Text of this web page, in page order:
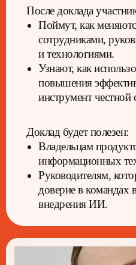
После доклада
Поймут, как
сотрудниками,
и технологиями.
Узнают, как
повышения
инструмент честной
Доклад будет полезен:
Владельцам
информационных
Руководителям,
доверие в командах
внедрения ИИ.
Расписание
конференции
Доклады и мастер-